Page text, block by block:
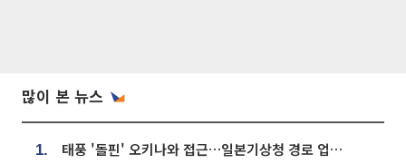
많이 본 뉴스
1. 태풍 '돌핀' 오키나와 접근…일본기상청 경로 업데이트